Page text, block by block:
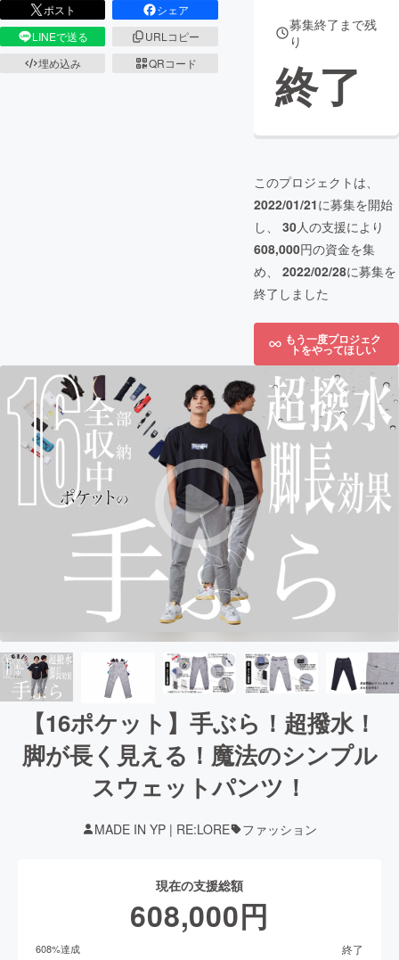
ポスト
シェア
LINEで送る
URLコピー
埋め込み
QRコード
募集終了まで残
り
終了
このプロジェクトは、
2022/01/21に募集を開始
し、 30人の支援により
608,000円の資金を集
め、 2022/02/28に募集を
終了しました
もう一度プロジェク
トをやってほしい
【16ポケット】手ぶら！超撥水！
脚が長く見える！魔法のシンプル
スウェットパンツ！
MADE IN YP | RE:LORE ファッション
現在の支援総額
608,000円
608%達成 終了